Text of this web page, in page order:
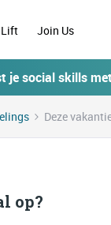
Join Us
je social skills
Deze
op?